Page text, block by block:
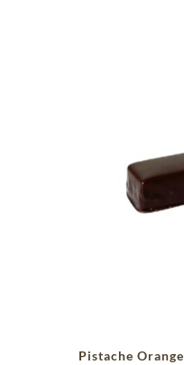
Pistache Orange